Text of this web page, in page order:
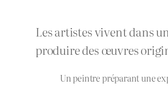
Les artistes vivent dans
produire des œuvres
Un peintre préparant une